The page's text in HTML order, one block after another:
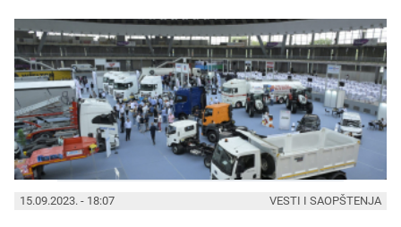
15.09.2023. - 18:07 VESTI I SAOPŠTENJA